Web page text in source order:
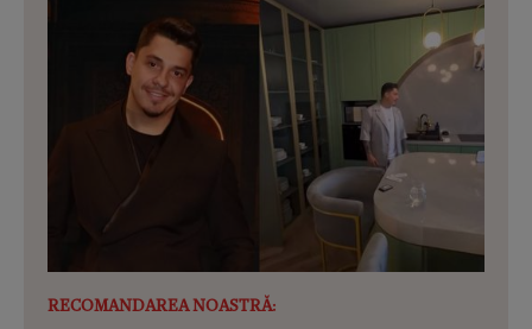
RECOMANDAREA NOASTRĂ: